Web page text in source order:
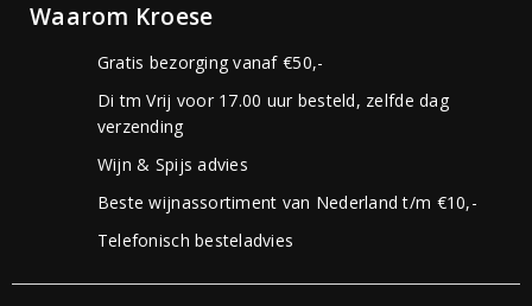
Waarom Kroese
Gratis bezorging vanaf €50,-
Di tm Vrij voor 17.00 uur besteld, zelfde dag
verzending
Wijn & Spijs advies
Beste wijnassortiment van Nederland t/m €10,-
Telefonisch besteladvies